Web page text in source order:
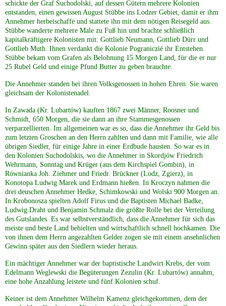
schickte der Graf Suchodolski, auf dessen Gütern mehrere Kolonien
entstanden, einen gewissen August Stübbe ins Lodzer Gebiet, damit er ihm
Annehmer herbeischaffe und stattete ihn mit dem nötigen Reisegeld aus.
Stübbe wanderte mehrere Male zu Fuß hin und brachte schließlich
kapitalkräftigere Kolonisten mit: Gottlieb Neumann, Gottlieb Dürr und
Gottlieb Muth. Ihnen verdankt die Kolonie Pograniczié ihr Entstehen.
Stübbe bekam vom Grafen als Belohnung 15 Morgen Land, für die er nur
25 Rubel Geld und einige Pfund Butter zu geben brauchte.
Die Annehmer standen bei ihren Volksgenossen in hohen Ehren. Sie waren
gleichsam der Kolonistenadel.
In Zawada (Kr. Lubartów) kauften 1867 zwei Männer, Roosner und
Schmidt, 650 Morgen, die sie dann an ihre Stammesgenossen
verparzellierten. Im allgemeinen war es so, dass die Annehmer ihr Geld bis
zum letzten Groschen an den Herrn zahlten und dann mit Familie, wie alle
übrigen Siedler, für einige Jahre in einer Erdbude hausten. So war es in
den Kolonien Suchodolskis, wo die Annehmer in Skordjów Friedrich
Wehrmann, Sonntag und Krüger (aus dem Kirchspiel Gombin), in
Równianka Joh. Ziehmer und Friedr. Brückner (Lodz, Zgierz), in
Konotopa Ludwig Marek und Erdmann hießen. In Kroczyn nahmen die
drei deuschen Annehmer Hedke, Schimkowski und Wolski 900 Morgen an.
In Krobonosza spielten Adolf Firus und die Baptisten Michael Badke,
Ludwig Draht und Benjamin Schmalz die größte Rolle bei der Verteilung
des Gutslandes. Es war selbstverständlich, dass die Annehmer für sich das
meiste und beste Land behielten und wirtschaftlich schnell hochkamen. Die
von ihnen dem Herrn angezahlten Gelder zogen sie mit einem ansehnlichen
Gewinn später aus den Siedlern wieder heraus.
Ein mächtiger Annehmer war der baptistische Landwirt Krebs, der vom
Edelmann Weglewski die Begüterungen Zezulin (Kr. Lubartów) annahm,
eine hohe Anzahlung leistete und fünf Kolonien schuf.
Keiner ist dem Annehmer Wilhelm Kamenz gleichgekommen, dem der